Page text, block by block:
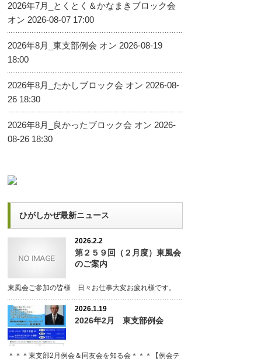
2026年7月_とくとく＆かなまきブロック会
オン 2026-08-07 17:00
2026年8月_東支部例会 オン 2026-08-19
18:00
2026年8月_たかしブロック会 オン 2026-08-
26 18:30
2026年8月_良かったブロック会 オン 2026-
08-26 18:30
ひがしかぜ最新ニュース
2026.2.2
第２５９回（２月度）東風会
のご案内
東風会ご参加の皆様 日々お仕事大変お疲れ様です。
2026.1.19
2026年2月 東支部例会
＊＊＊東支部2月例会＆同友会を知る会＊＊＊【例会テ